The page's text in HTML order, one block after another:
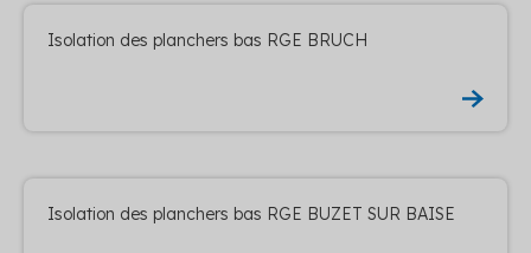
Isolation des planchers bas RGE BRUCH
Isolation des planchers bas RGE BUZET SUR BAISE